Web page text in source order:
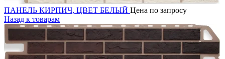
ПАНЕЛЬ КИРПИЧ, ЦВЕТ БЕЛЫЙ Цена по запросу
Назад к товарам